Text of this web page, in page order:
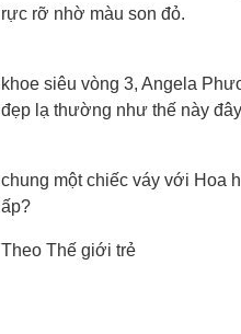
rực rỡ nhờ màu son đỏ.
khoe siêu vòng 3, Angela
đẹp lạ thường như thế này
chung một chiếc váy với Hoa
ấp?
Theo Thế giới trẻ